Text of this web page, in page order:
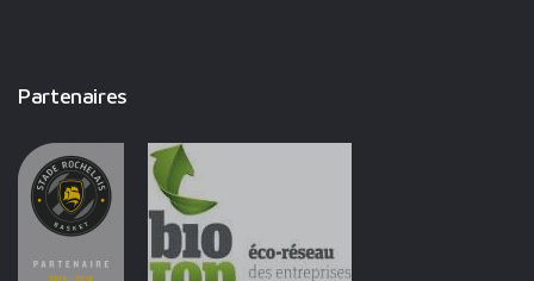
Partenaires